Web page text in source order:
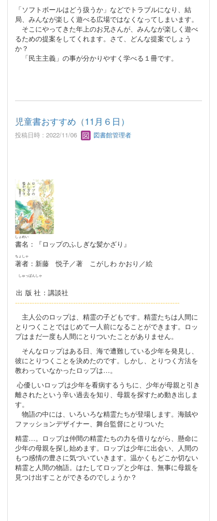
「ソフトボールはどう扱うか」などでトラブルになり、結
局、みんなが楽しく遊べる広場ではなくなってしまいます。
そこにやってきた年上のお兄さんが、みんなが楽しく遊べ
るための提案をしてくれます。さて、どんな提案でしょう
か？
「民主主義」の事が分かりやすく学べる１冊です。
児童書おすすめ（11月６日）
投稿日時 : 2022/11/06 図書館管理者
書名
しょめい
：『ロップのふしぎな髪かざり』
著者
ちょしゃ
：新藤 悦子／著 こがしわ かおり／絵
出版社
しゅっぱんしゃ
：講談社
--------------------------------------------------------------------
主人公のロップは、精霊の子どもです。精霊たちは人間に
とりつくことではじめて一人前になることができます。ロッ
プはまだ一度も人間にとりついたことがありません。
そんなロップはある日、海で遭難している少年を発見し、
彼にとりつくことを決めたのです。しかし、とりつく方法を
教わっていなかったロップは…。
心優しいロップは少年を看病するうちに、少年が母親と引き
離されたという辛い過去を知り、母親を探すため動き出しま
す。
物語の中には、いろいろな精霊たちが登場します。海賊や
ファッションデザイナー、舞台監督にとりついた
精霊…。ロップは仲間の精霊たちの力を借りながら、懸命に
少年の母親を探し始めます。ロップは少年に出会い、人間の
もつ感情の豊さに気づいていきます。温かくもどこか切ない
精霊と人間の物語。はたしてロップと少年は、無事に母親を
見つけ出すことができるのでしょうか？